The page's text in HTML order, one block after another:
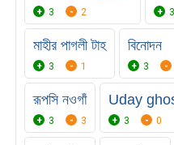
3 2 3
মাহীর পাগলী টাহ
3 1
বিনোদন
3
রূপসি নওগাঁ
3 3
Uday
3 0